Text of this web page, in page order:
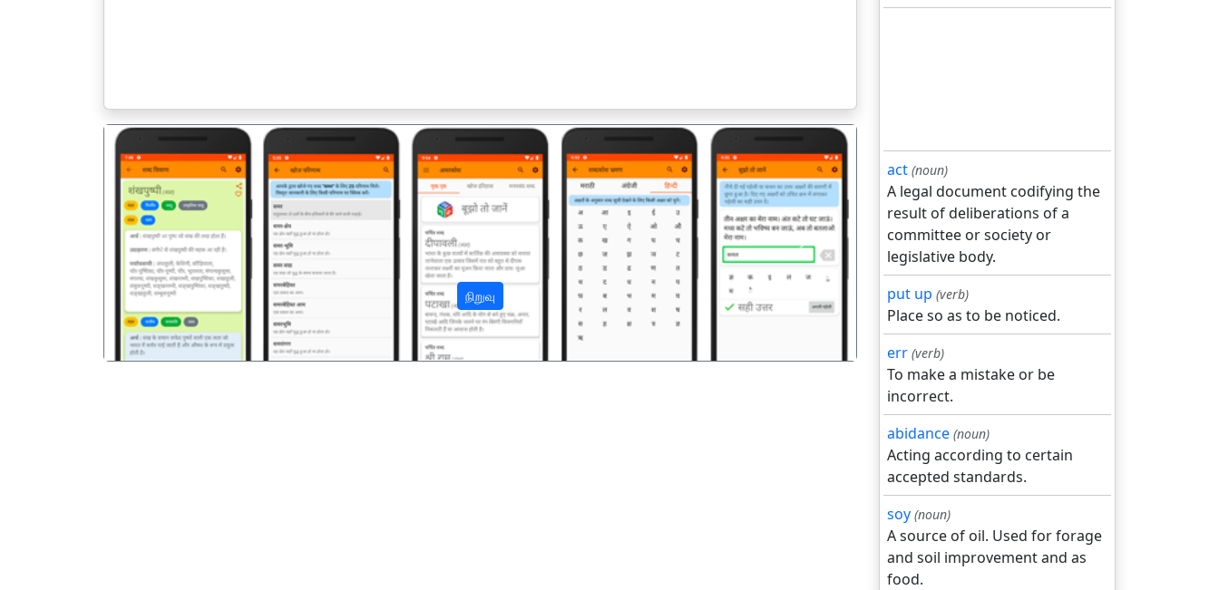
நிறுவு
पिछला अगला
act (noun)
A legal document codifying the
result of deliberations of a
committee or society or
legislative body.
put up (verb)
Place so as to be noticed.
err (verb)
To make a mistake or be
incorrect.
abidance (noun)
Acting according to certain
accepted standards.
soy (noun)
A source of oil. Used for forage
and soil improvement and as
food.